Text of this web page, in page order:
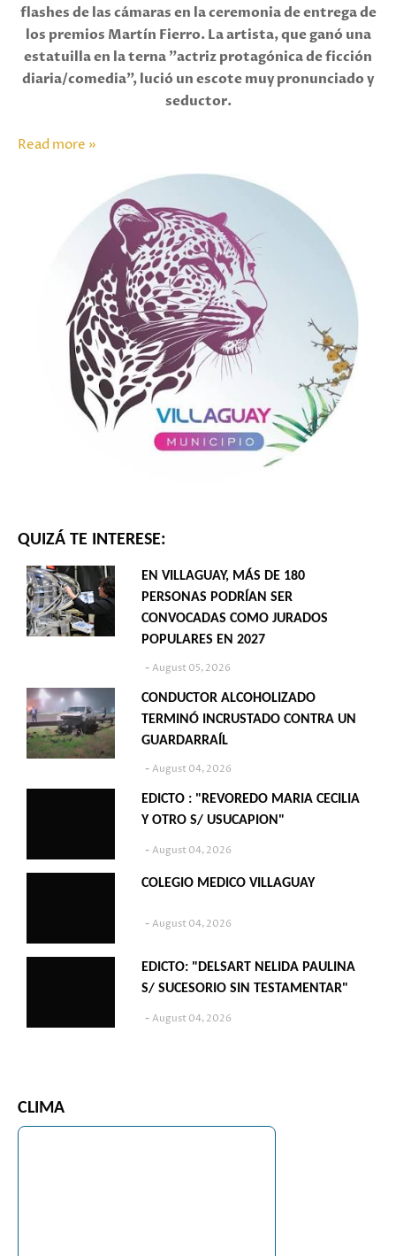
flashes de las cámaras en la ceremonia de entrega de
los premios Martín Fierro. La artista, que ganó una
estatuilla en la terna "actriz protagónica de ficción
diaria/comedia", lució un escote muy pronunciado y
seductor.
Read more »
QUIZÁ TE INTERESE:
EN VILLAGUAY, MÁS DE 180
PERSONAS PODRÍAN SER
CONVOCADAS COMO JURADOS
POPULARES EN 2027
August 05, 2026
CONDUCTOR ALCOHOLIZADO
TERMINÓ INCRUSTADO CONTRA UN
GUARDARRAÍL
August 04, 2026
EDICTO : "REVOREDO MARIA CECILIA
Y OTRO S/ USUCAPION"
August 04, 2026
COLEGIO MEDICO VILLAGUAY
August 04, 2026
EDICTO: "DELSART NELIDA PAULINA
S/ SUCESORIO SIN TESTAMENTAR"
August 04, 2026
CLIMA